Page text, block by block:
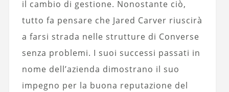
il cambio di gestione. Nonostante ciò,
tutto fa pensare che Jared Carver riuscirà
a farsi strada nelle strutture di Converse
senza problemi. I suoi successi passati in
nome dell’azienda dimostrano il suo
impegno per la buona reputazione del